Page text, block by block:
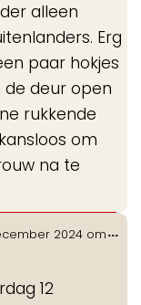
alleen
Erg
paar hokjes
de deur open
rukkende
om
na te
2024 om
12
...